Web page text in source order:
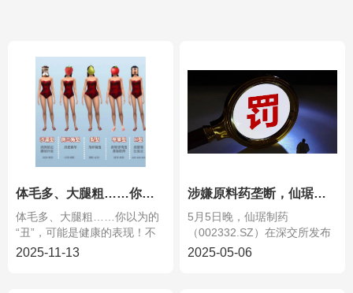
体毛多、大腿粗……你以为的“丑”，可能是健康的表现
体毛多、大腿粗……你以为的
“丑”，可能是健康的表现！不
知从何时起，我们...
2025-11-13
涉嫌原料药垄断，仙琚制药被罚没1.95亿元
5月5日晚，仙琚制药
（002332.SZ）在深交所发布
公告称，公司收到...
2025-05-06